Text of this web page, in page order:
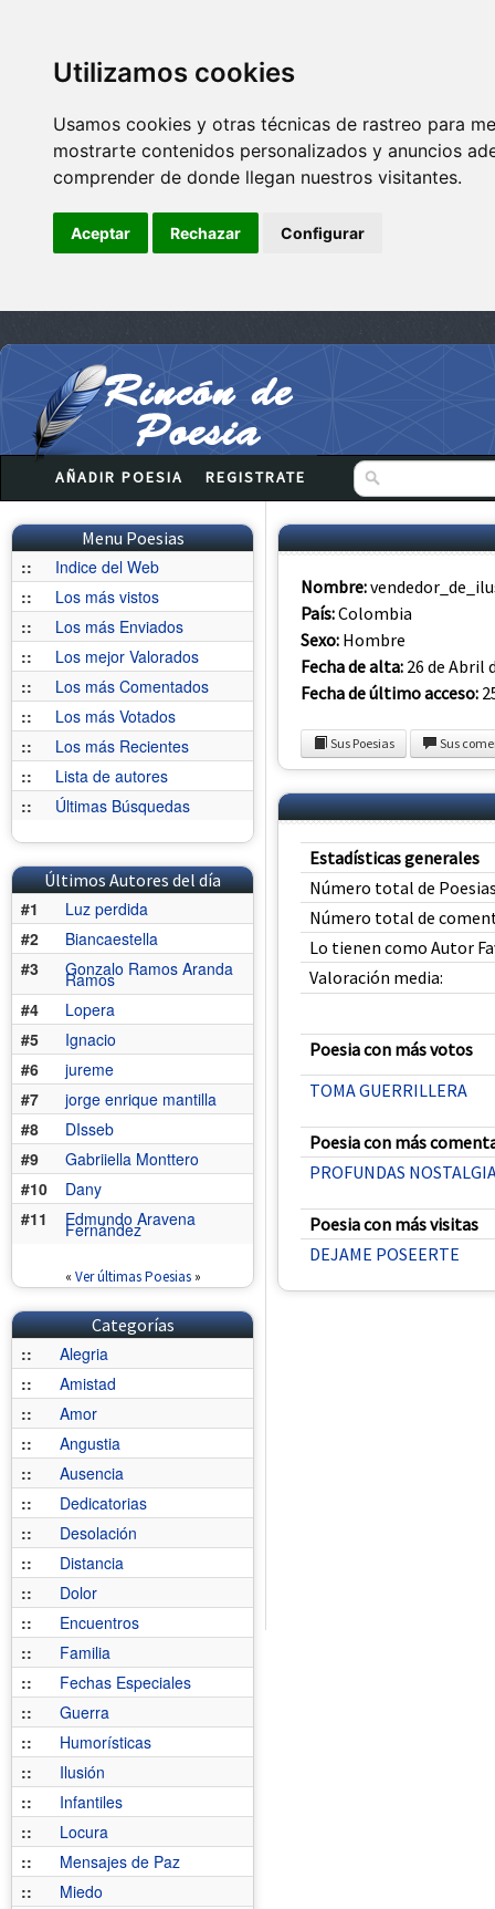
Utilizamos cookies
Usamos cookies y otras técnicas de rastreo para
mostrarte contenidos personalizados y anuncios
comprender de donde llegan nuestros visitantes.
Aceptar Rechazar Configurar
AÑADIR POESIA REGISTRATE
Menu Poesias
::
Indice del Web
::
Los más vistos
::
Los más Enviados
::
Los mejor Valorados
::
Los más Comentados
::
Los más Votados
::
Los más Recientes
::
Lista de autores
::
Últimas Búsquedas
Últimos Autores del día
#1
Luz perdida
#2
Biancaestella
#3
Gonzalo Ramos Aranda
Ramos
#4
Lopera
#5
Ignacio
#6
jureme
#7
jorge enrique mantilla
#8
DIsseb
#9
Gabriiella Monttero
#10
Dany
#11
Edmundo Aravena
Fernández
« Ver últimas Poesias»
Categorías
::
Alegria
::
Amistad
::
Amor
::
Angustia
::
Ausencia
::
Dedicatorias
::
Desolación
::
Distancia
::
Dolor
::
Encuentros
::
Familia
::
Fechas Especiales
::
Guerra
::
Humorísticas
::
Ilusión
::
Infantiles
::
Locura
::
Mensajes de Paz
::
Miedo
Nombre:
País:Colombia
Sexo: Hombre
Fecha de alta: 26 de Abril
Fecha de último acceso:
Sus Poesias Sus
Estadísticas generales
Número total de
Número total de
Lo tienen como Autor
Valoración media:
Poesia con más votos
TOMA GUERRILLERA
Poesia con más
PROFUNDAS
Poesia con más visitas
DEJAME POSEERTE